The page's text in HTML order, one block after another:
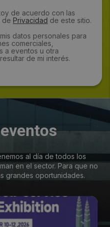
de acuerdo con las
de Privacidad de este sitio.
datos personales para
comerciales,
a eventos u otra
de mi interés.
al día de todos los
en el sector. Para que no
grandes oportunidades.